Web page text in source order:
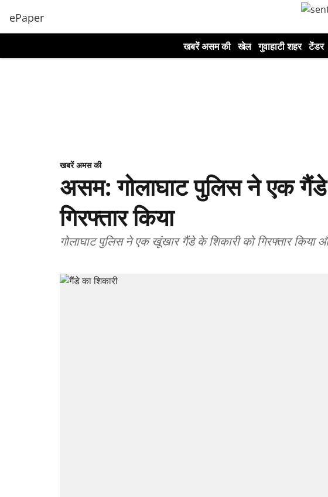
ePaper
खबरें असम की खेल गुवाहाटी शहर टेंडर
खबरें अमस की
असम: गोलाघाट पुलिस ने एक
गिरफ्तार किया
गोलाघाट पुलिस ने एक खूंखार गैंडे के शिकारी को गिरफ्तार